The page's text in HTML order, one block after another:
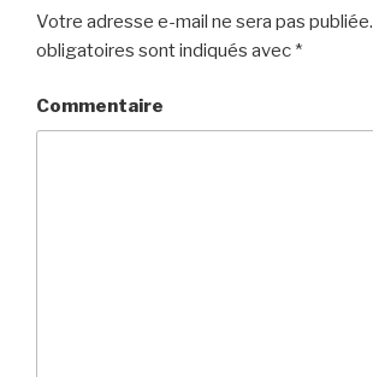
Votre adresse e-mail ne sera pas publiée.
obligatoires sont indiqués avec *
Commentaire